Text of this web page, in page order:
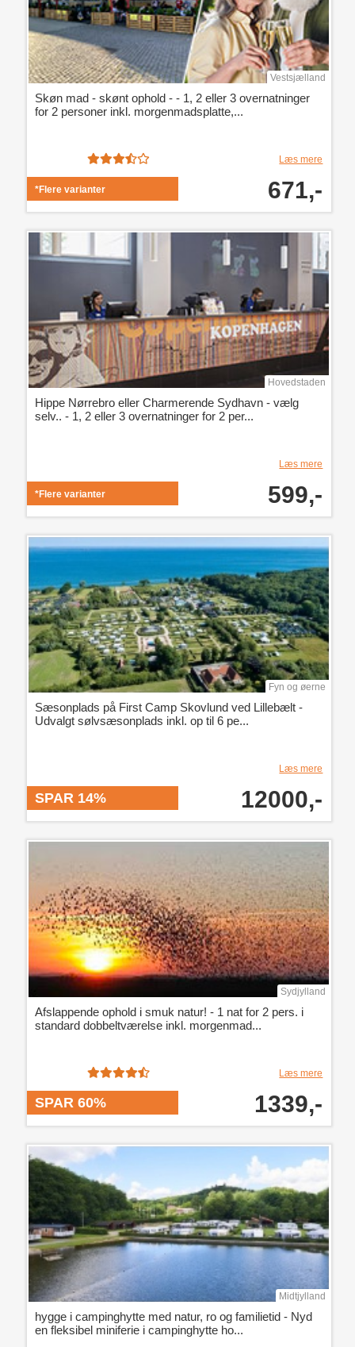
Vestsjælland
Skøn mad - skønt ophold - - 1, 2 eller 3 overnatninger
for 2 personer inkl. morgenmadsplatte,...
Læs mere
*Flere varianter 671,-
Hovedstaden
Hippe Nørrebro eller Charmerende Sydhavn - vælg
selv.. - 1, 2 eller 3 overnatninger for 2 per...
Læs mere
*Flere varianter 599,-
Fyn og øerne
Sæsonplads på First Camp Skovlund ved Lillebælt -
Udvalgt sølvsæsonplads inkl. op til 6 pe...
Læs mere
SPAR 14% 12000,-
Sydjylland
Afslappende ophold i smuk natur! - 1 nat for 2 pers. i
standard dobbeltværelse inkl. morgenmad...
Læs mere
SPAR 60% 1339,-
Midtjylland
hygge i campinghytte med natur, ro og familietid - Nyd
en fleksibel miniferie i campinghytte ho...